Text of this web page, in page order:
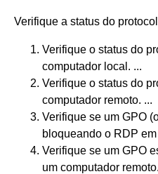
Verifique a status do
Verifique o status do
computador local. ...
Verifique o status do
computador remoto. ...
Verifique se um GPO
bloqueando o RDP
Verifique se um GPO
um computador remoto.